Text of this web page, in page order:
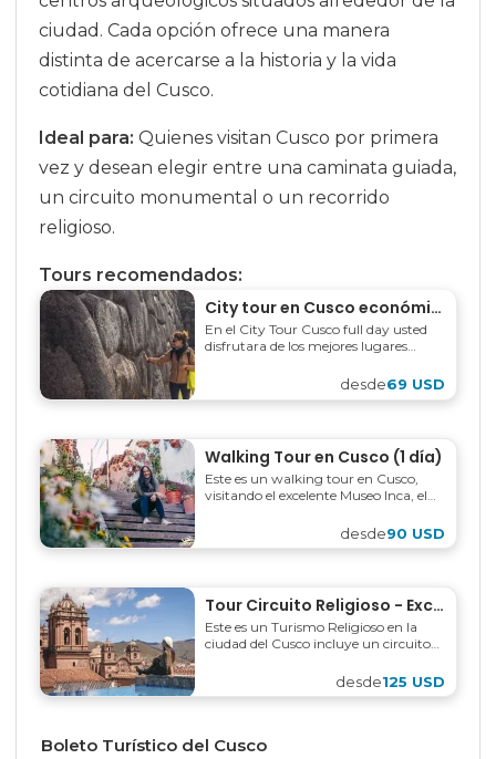
ciudad. Cada opción ofrece una manera
distinta de acercarse a la historia y la vida
cotidiana del Cusco.
Ideal para: Quienes visitan Cusco por primera
vez y desean elegir entre una caminata guiada,
un circuito monumental o un recorrido
religioso.
Tours recomendados:
City tour en Cusco económico 5 horas
En el City Tour Cusco full day usted
disfrutara de los mejores lugares
Sacsayhuaman, Qenqo, Puka-
desde69 USD
Walking Tour en Cusco (1 día)
Este es un walking tour en Cusco,
visitando el excelente Museo Inca, el
artesanos y pintores y...desde90 USD
Tour Circuito Religioso - Excursión a Iglesias del Cusco 4 Horas
Este es un Turismo Religioso en la
ciudad del Cusco incluye un circuito
Compañía de Jesus y la...
desde125 USD
Boleto Turístico del Cusco